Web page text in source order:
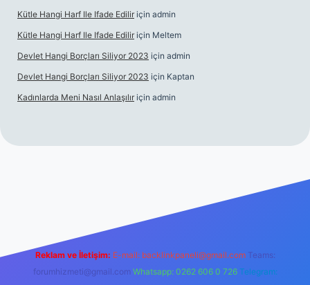
Kütle Hangi Harf Ile Ifade Edilir için admin
Kütle Hangi Harf Ile Ifade Edilir için Meltem
Devlet Hangi Borçları Siliyor 2023 için admin
Devlet Hangi Borçları Siliyor 2023 için Kaptan
Kadınlarda Meni Nasıl Anlaşılır için admin
Betexper giriş
Reklam ve İletişim: E-mail: backlinkpaneli@gmail.com Teams:
forumhizmeti@gmail.com Whatsapp: 0262 606 0 726 Telegram: